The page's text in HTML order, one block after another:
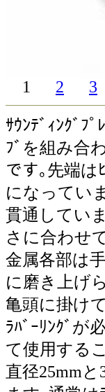
1 2 3
ｻｳﾝﾃﾞｨﾝｸﾞﾌﾟ
ﾌﾞを組み合
です｡先端は
になってい
貫通してい
さに合わせ
金属各部は
に磨き上げ
亀頭に掛け
ﾗﾊﾞｰﾘﾝｸﾞが
て使用する
直径25mm